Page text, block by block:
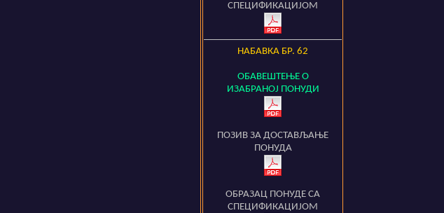
СПЕЦИФИКАЦИЈОМ
НАБАВКА БР. 62
ОБАВЕШТЕЊЕ О
ИЗАБРАНОЈ ПОНУДИ
ПОЗИВ ЗА ДОСТАВЉАЊЕ
ПОНУДА
ОБРАЗАЦ ПОНУДЕ СА
СПЕЦИФИКАЦИЈОМ